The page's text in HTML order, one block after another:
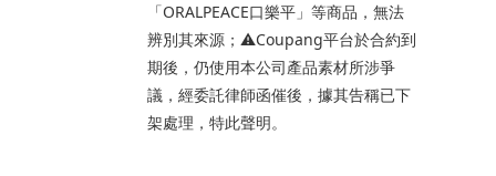
「ORALPEACE口樂平」等商品，無法
辨別其來源；⚠️Coupang平台於合約到
期後，仍使用本公司產品素材所涉爭
議，經委託律師函催後，據其告稱已下
架處理，特此聲明。